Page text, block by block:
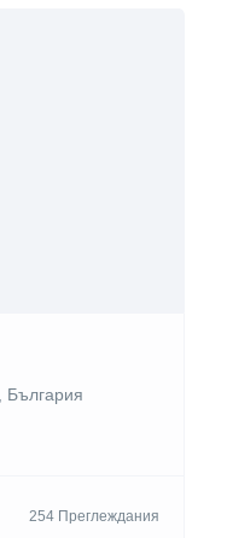
България
254 Преглеждания